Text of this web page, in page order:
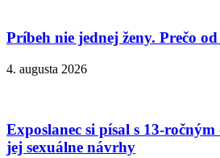
Príbeh nie jednej ženy. Prečo
4. augusta 2026
Exposlanec si písal s 13-
jej sexuálne návrhy